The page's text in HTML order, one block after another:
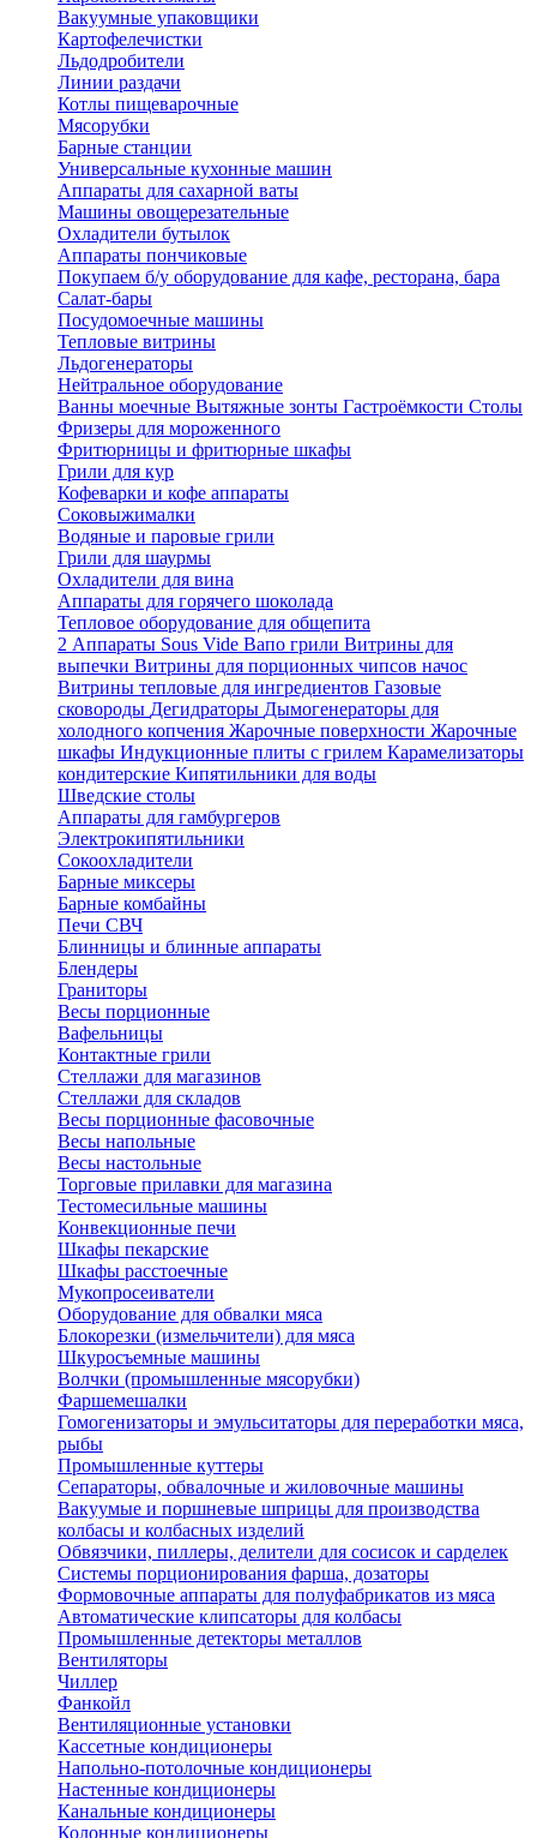
Вакуумные упаковщики
Картофелечистки
Льдодробители
Линии раздачи
Котлы пищеварочные
Мясорубки
Барные станции
Универсальные кухонные машин
Аппараты для сахарной ваты
Машины овощерезательные
Охладители бутылок
Аппараты пончиковые
Покупаем б/у оборудование для кафе, ресторана, бара
Салат-бары
Посудомоечные машины
Тепловые витрины
Льдогенераторы
Нейтральное оборудование
Ванны моечные Вытяжные зонты Гастроёмкости Столы
Фризеры для мороженного
Фритюрницы и фритюрные шкафы
Грили для кур
Кофеварки и кофе аппараты
Соковыжималки
Водяные и паровые грили
Грили для шаурмы
Охладители для вина
Аппараты для горячего шоколада
Тепловое оборудование для общепита
2 Аппараты Sous Vide Вапо грили Витрины для
выпечки Витрины для порционных чипсов начос
Витрины тепловые для ингредиентов Газовые
сковороды Дегидраторы Дымогенераторы для
холодного копчения Жарочные поверхности Жарочные
шкафы Индукционные плиты с грилем Карамелизаторы
кондитерские Кипятильники для воды
Шведские столы
Аппараты для гамбургеров
Электрокипятильники
Сокоохладители
Барные миксеры
Барные комбайны
Печи СВЧ
Блинницы и блинные аппараты
Блендеры
Граниторы
Весы порционные
Вафельницы
Контактные грили
Стеллажи для магазинов
Стеллажи для складов
Весы порционные фасовочные
Весы напольные
Весы настольные
Торговые прилавки для магазина
Тестомесильные машины
Конвекционные печи
Шкафы пекарские
Шкафы расстоечные
Мукопросеиватели
Оборудование для обвалки мяса
Блокорезки (измельчители) для мяса
Шкуросъемные машины
Волчки (промышленные мясорубки)
Фаршемешалки
Гомогенизаторы и эмульситаторы для переработки мяса,
рыбы
Промышленные куттеры
Сепараторы, обвалочные и жиловочные машины
Вакуумые и поршневые шприцы для производства
колбасы и колбасных изделий
Обвязчики, пиллеры, делители для сосисок и сарделек
Системы порционирования фарша, дозаторы
Формовочные аппараты для полуфабрикатов из мяса
Автоматические клипсаторы для колбасы
Промышленные детекторы металлов
Вентиляторы
Чиллер
Фанкойл
Вентиляционные установки
Кассетные кондиционеры
Напольно-потолочные кондиционеры
Настенные кондиционеры
Канальные кондиционеры
Колонные кондиционеры